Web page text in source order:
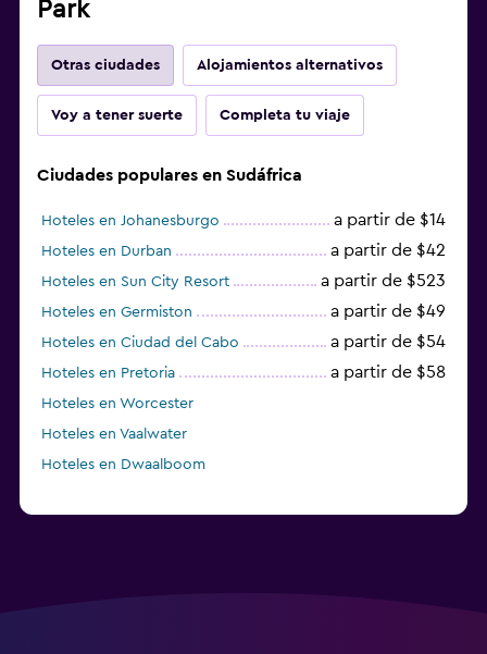
Park
Otras ciudades Alojamientos alternativos
Voy a tener suerte Completa tu viaje
Ciudades populares en Sudáfrica
Hoteles en Johanesburgo a partir de $14
Hoteles en Durban a partir de $42
Hoteles en Sun City Resort a partir de $523
Hoteles en Germiston a partir de $49
Hoteles en Ciudad del Cabo a partir de $54
Hoteles en Pretoria a partir de $58
Hoteles en Worcester
Hoteles en Vaalwater
Hoteles en Dwaalboom